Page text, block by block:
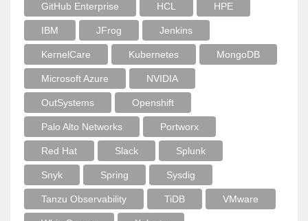
GitHub Enterprise HCL HPE
IBM JFrog Jenkins
KernelCare Kubernetes MongoDB
Microsoft Azure NVIDIA
OutSystems Openshift
Palo Alto Networks Portworx
Red Hat Slack Splunk
Snyk Spring Sysdig
Tanzu Observability TiDB VMware